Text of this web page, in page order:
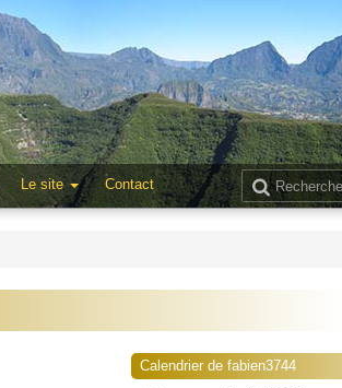
Le site Contact
Calendrier de fabien3744